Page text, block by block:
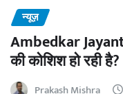
न्यूज़
Ambedkar
की कोशिश हो रही है?
Prakash Mishra